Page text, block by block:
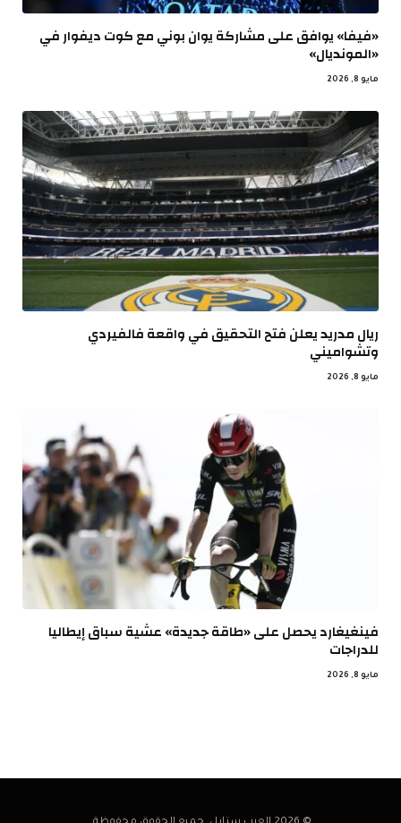
«فيفا» يوافق على مشاركة يوان بوني مع كوت ديفوار في
«المونديال»
مايو 8, 2026
ريال مدريد يعلن فتح التحقيق في واقعة فالفيردي
وتشواميني
مايو 8, 2026
فينغيغارد يحصل على «طاقة جديدة» عشية سباق إيطاليا
للدراجات
مايو 8, 2026